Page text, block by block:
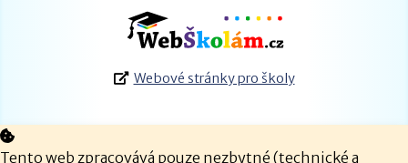
Webové stránky pro školy
Tento web zpracovává pouze nezbytné (technické a